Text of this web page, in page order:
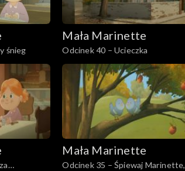
śnieg
Mała Marinette
Odcinek 40 – Ucieczka
Mała Marinette
Odcinek 35 – Śpiewaj Marinette,